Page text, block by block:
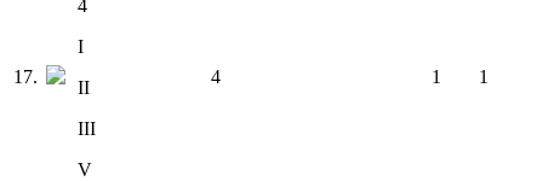
17.
4
I
II
III
V
4 1 1